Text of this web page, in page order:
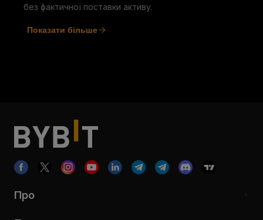
без фактичної поставки активу.
Показати більше
Про